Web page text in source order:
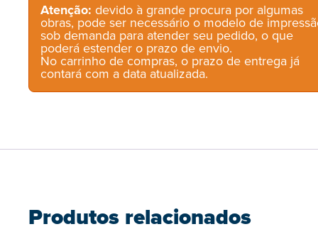
Atenção: devido à grande procura por algumas
obras, pode ser necessário o modelo de
sob demanda para atender seu pedido, o que
poderá estender o prazo de envio.
No carrinho de compras, o prazo de entrega já
contará com a data atualizada.
Produtos relacionados